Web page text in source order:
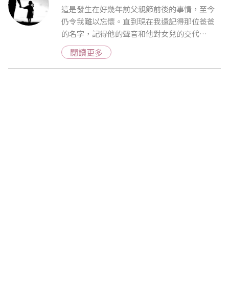
這是發生在好幾年前父親節前後的事情，至今
仍令我難以忘懷。直到現在我還記得那位爸爸
的名字，記得他的聲音和他對女兒的交代…
閱讀更多